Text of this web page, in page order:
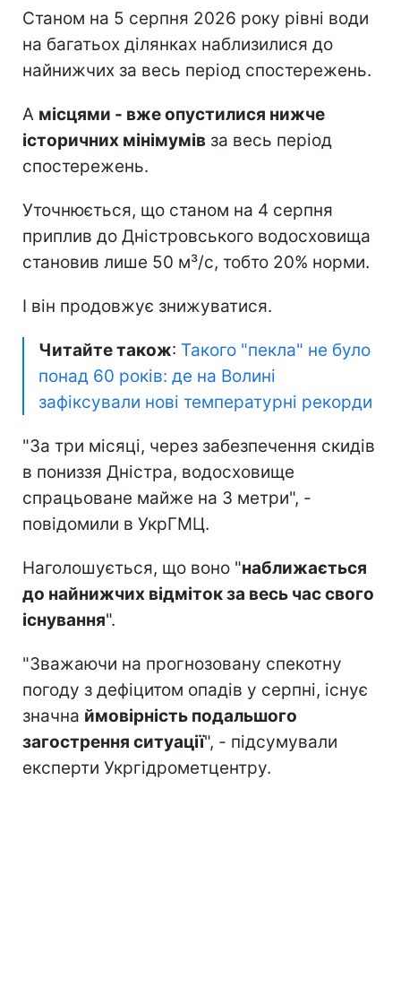
Станом на 5 серпня 2026 року рівні води
на багатьох ділянках наблизилися до
найнижчих за весь період спостережень.
А місцями - вже опустилися нижче
історичних мінімумів за весь період
спостережень.
Уточнюється, що станом на 4 серпня
приплив до Дністровського водосховища
становив лише 50 м³/с, тобто 20% норми.
І він продовжує знижуватися.
Читайте також: Такого "пекла" не було
понад 60 років: де на Волині
зафіксували нові температурні рекорди
"За три місяці, через забезпечення скидів
в пониззя Дністра, водосховище
спрацьоване майже на 3 метри", -
повідомили в УкрГМЦ.
Наголошується, що воно "наближається
до найнижчих відміток за весь час свого
існування".
"Зважаючи на прогнозовану спекотну
погоду з дефіцитом опадів у серпні, існує
значна ймовірність подальшого
загострення ситуації", - підсумували
експерти Укргідрометцентру.